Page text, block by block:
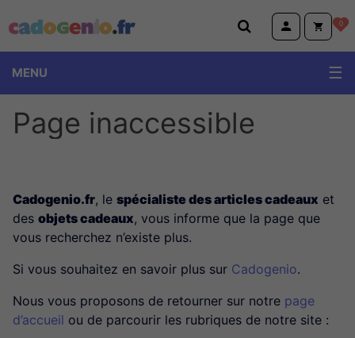
Cadogenio.fr 0
MENU
Page inaccessible
Cadogenio.fr, le spécialiste des articles cadeaux et
des objets cadeaux, vous informe que la page que
vous recherchez n’existe plus.
Si vous souhaitez en savoir plus sur Cadogenio.
Nous vous proposons de retourner sur notre page
d’accueil ou de parcourir les rubriques de notre site :